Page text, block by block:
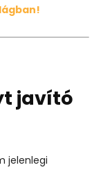
javító
jelenlegi